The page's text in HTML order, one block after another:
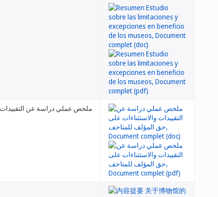
ملخص عملي دراسة عن